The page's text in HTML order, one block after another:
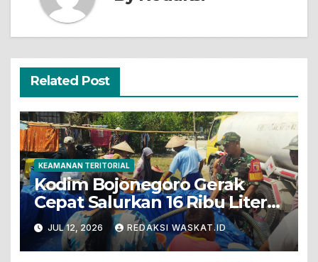
Related Post
KEAMANAN TERITORIAL
Kodim Bojonegoro Gerak
Cepat Salurkan 16 Ribu Liter
Air Bersih Untuk Warga
Terdampak Kekeringan
JUL 12, 2026 REDAKSI WASKAT.ID